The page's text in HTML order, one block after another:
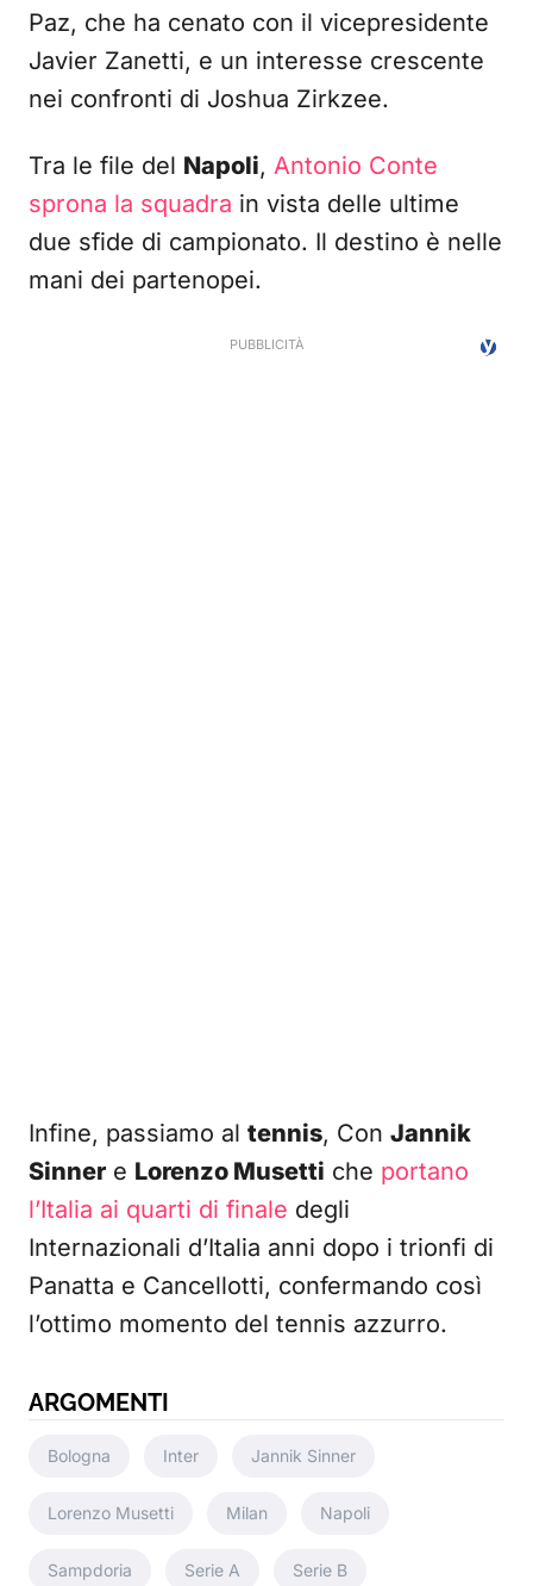
Paz, che ha cenato con il vicepresidente
Javier Zanetti, e un interesse crescente
nei confronti di Joshua Zirkzee.
Tra le file del Napoli, Antonio Conte
sprona la squadra in vista delle ultime
due sfide di campionato. Il destino è nelle
mani dei partenopei.
Infine, passiamo al tennis, Con Jannik
Sinner e Lorenzo Musetti che portano
l’Italia ai quarti di finale degli
Internazionali d’Italia anni dopo i trionfi di
Panatta e Cancellotti, confermando così
l’ottimo momento del tennis azzurro.
ARGOMENTI
Bologna Inter Jannik Sinner
Lorenzo Musetti Milan Napoli
Sampdoria Serie A Serie B